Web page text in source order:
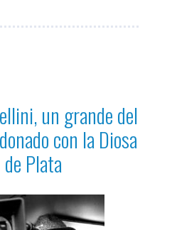
un grande del
con la Diosa
de Plata